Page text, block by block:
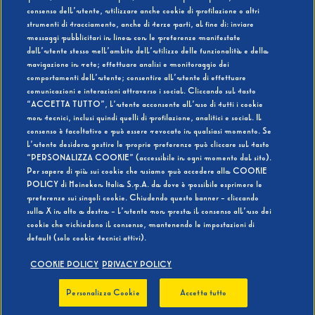
SI NO
BEVI RESPONSABILMENTE
consenso dell’utente, utilizzare anche cookie di profilazione o altri
strumenti di tracciamento, anche di terze parti, al fine di: inviare
messaggi pubblicitari in linea con le preferenze manifestate
dall’utente stesso nell’ambito dell’utilizzo delle funzionalità e della
navigazione in rete; effettuare analisi e monitoraggio dei
comportamenti dell’utente; consentire all’utente di effettuare
comunicazioni e interazioni attraverso i social. Cliccando sul tasto
“ACCETTA TUTTO”, l’utente acconsente all’uso di tutti i cookie
non tecnici, inclusi quindi quelli di profilazione, analitici e social. Il
consenso è facoltativo e può essere revocato in qualsiasi momento. Se
l’utente desidera gestire le proprie preferenze può cliccare sul tasto
“PERSONALIZZA COOKIE” (accessibile in ogni momento dal sito).
Per sapere di più sui cookie che usiamo può accedere alla COOKIE
POLICY di Heineken Italia S.p.A. da dove è possibile esprimere le
preferenze sui singoli cookie. Chiudendo questo banner - cliccando
sulla X in alto a destra - l’utente non presta il consenso all’uso dei
cookie che richiedono il consenso, mantenendo le impostazioni di
default (solo cookie tecnici attivi).
COOKIE POLICY PRIVACY POLICY
Personalizza Cookie Accetta tutto